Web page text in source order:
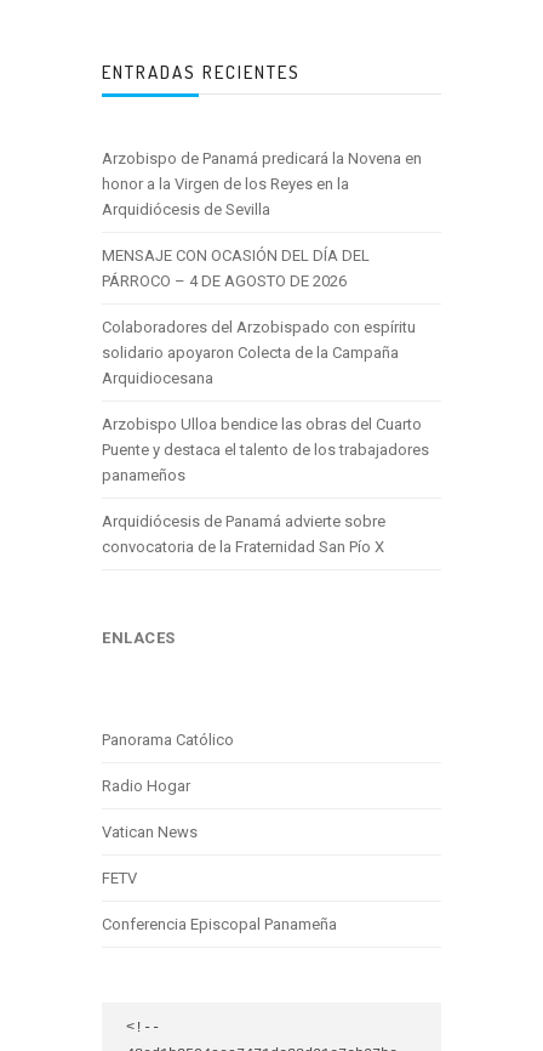
ENTRADAS RECIENTES
Arzobispo de Panamá predicará la Novena en
honor a la Virgen de los Reyes en la
Arquidiócesis de Sevilla
MENSAJE CON OCASIÓN DEL DÍA DEL
PÁRROCO – 4 DE AGOSTO DE 2026
Colaboradores del Arzobispado con espíritu
solidario apoyaron Colecta de la Campaña
Arquidiocesana
Arzobispo Ulloa bendice las obras del Cuarto
Puente y destaca el talento de los trabajadores
panameños
Arquidiócesis de Panamá advierte sobre
convocatoria de la Fraternidad San Pío X
ENLACES
Panorama Católico
Radio Hogar
Vatican News
FETV
Conferencia Episcopal Panameña
<!--